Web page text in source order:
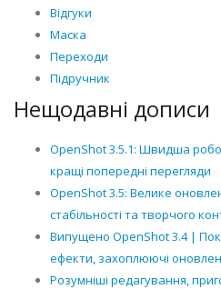
Відгуки
Маска
Переходи
Підручник
Нещодавні дописи
OpenShot 3.5.1: Швидша
кращі попередні перегляди
OpenShot 3.5: Велике
стабільності та творчого
Випущено OpenShot 3.4 |
ефекти, захоплюючі
Розумніші редагування,